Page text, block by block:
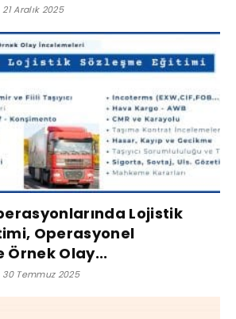
21 Aralık 2025
Lojistik
Operasyonel
Örnek Olay...
30 Temmuz 2025